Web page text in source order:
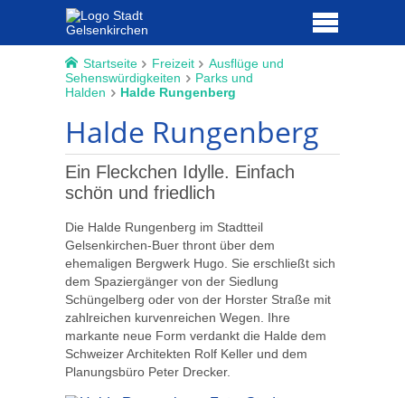
Startseite Freizeit
Ausflüge und
Sehenswürdigkeiten
Parks und
Halden
Halde Rungenberg
Halde Rungenberg
Ein Fleckchen Idylle. Einfach
schön und friedlich
Die Halde Rungenberg im Stadtteil
Gelsenkirchen-Buer thront über dem
ehemaligen Bergwerk Hugo. Sie erschließt sich
dem Spaziergänger von der Siedlung
Schüngelberg oder von der Horster Straße mit
zahlreichen kurvenreichen Wegen. Ihre
markante neue Form verdankt die Halde dem
Schweizer Architekten Rolf Keller und dem
Planungsbüro Peter Drecker.